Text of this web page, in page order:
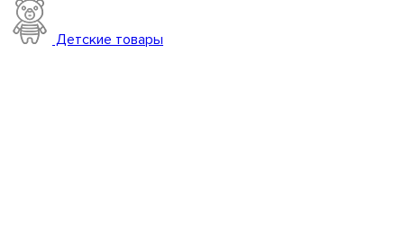
Детские товары